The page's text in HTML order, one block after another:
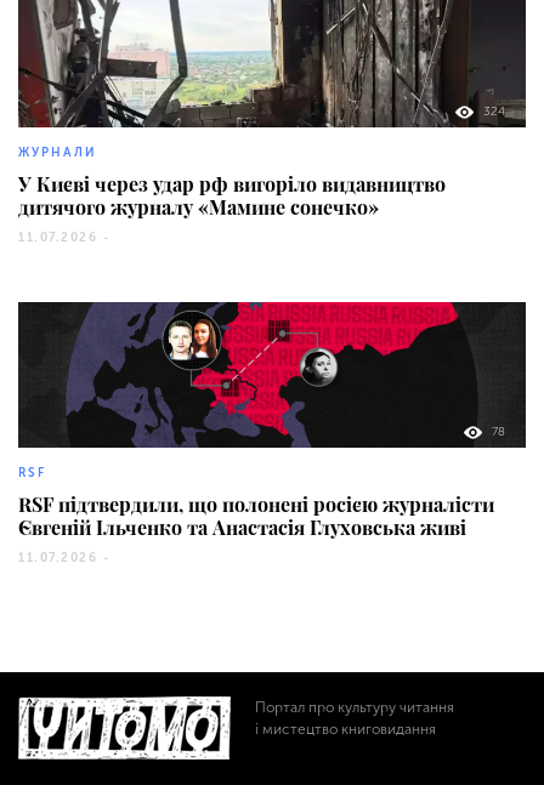
324
ЖУРНАЛИ
У Києві через удар рф вигоріло видавництво
дитячого журналу «Мамине сонечко»
11.07.2026 -
78
RSF
RSF підтвердили, що полонені росією журналісти
Євгеній Ільченко та Анастасія Глуховська живі
11.07.2026 -
Портал про культуру читання
і мистецтво книговидання